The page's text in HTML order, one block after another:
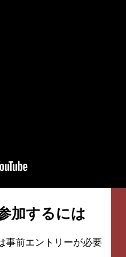
加するには
事前エントリーが必要